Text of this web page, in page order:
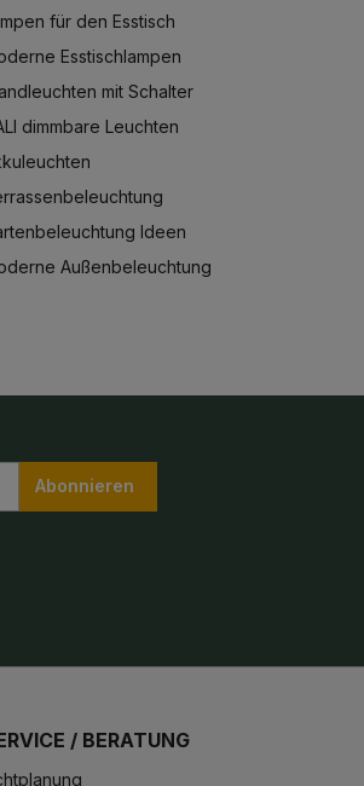
für den Esstisch
Esstischlampen
mit Schalter
dimmbare Leuchten
Ideen
Außenbeleuchtung
Abonnieren
/ BERATUNG